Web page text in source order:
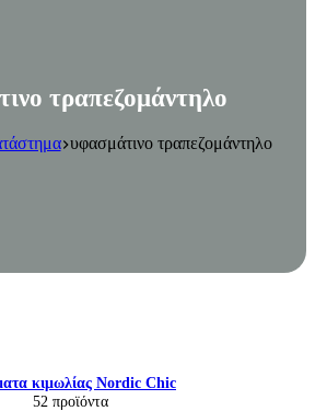
τραπεζομάντηλο
υφασμάτινο τραπεζομάντηλο
κιμωλίας Nordic Chic
52 προϊόντα